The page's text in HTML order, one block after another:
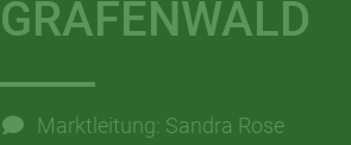
GRAFENWALD
Marktleitung: Sandra Rose